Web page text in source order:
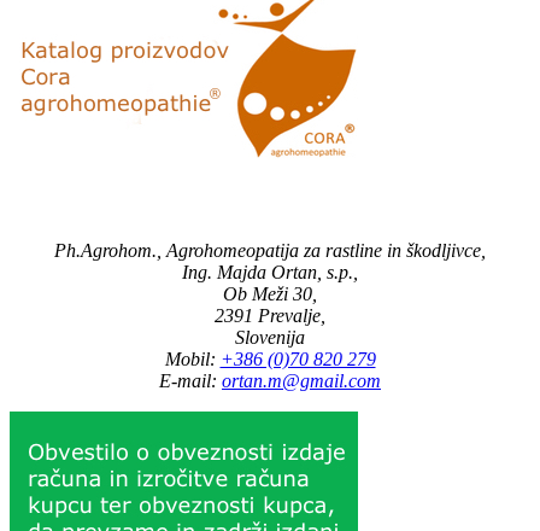
Ph.Agrohom., Agrohomeopatija za rastline in škodljivce,
Ing. Majda Ortan, s.p.,
Ob Meži 30,
2391 Prevalje,
Slovenija
Mobil: +386 (0)70 820 279
E-mail: ortan.m@gmail.com